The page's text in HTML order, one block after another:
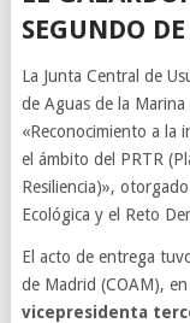
SEGUNDO
La Junta Central de
de Aguas de la
«Reconocimiento a la
el ámbito del PRTR
Resiliencia)»,
Ecológica y el Reto
El acto de entrega
de Madrid (COAM),
vicepresidenta